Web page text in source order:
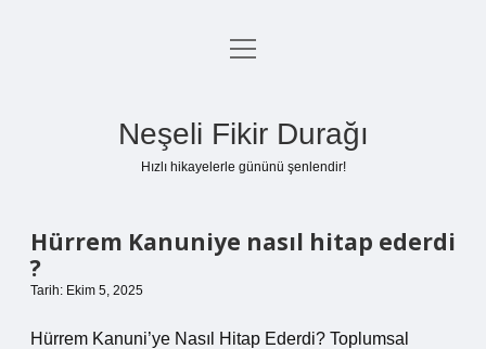
Anasayfa
menüyü
Neşeli Fikir Durağı
Hızlı hikayelerle gününü şenlendir!
Hürrem Kanuniye nasıl hitap ederdi
?
Tarih: Ekim 5, 2025
Hürrem Kanuni’ye Nasıl Hitap Ederdi? Toplumsal